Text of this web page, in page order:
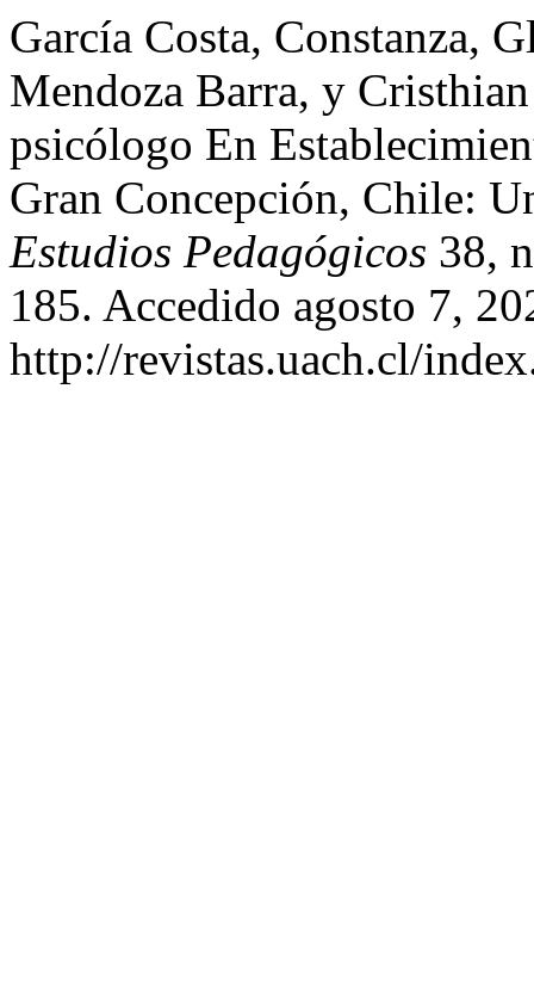
García Costa, Constanza,
Mendoza Barra, y
psicólogo En
Gran Concepción, Chile:
Estudios Pedagógicos 38,
185. Accedido agosto 7,
http://revistas.uach.cl/